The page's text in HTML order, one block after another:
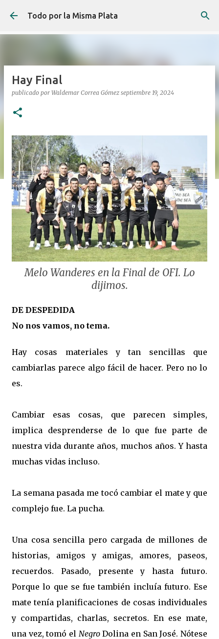
Ir al contenido principal
Todo por la Misma Plata
Hay Final
publicado por Waldemar Correa Gómez septiembre 19, 2024
Melo Wanderes en la Final de OFI. Lo
dijimos.
DE DESPEDIDA
No nos vamos, no tema.
Hay cosas materiales y tan sencillas que
cambiarlas parece algo fácil de hacer. Pero no lo
es.
Cambiar esas cosas, que parecen simples,
implica desprenderse de lo que fue parte de
nuestra vida durante años, muchos años. Y hasta
muchas vidas incluso.
La semana pasada me tocó cambiar el mate y que
complejo fue. La pucha.
Una cosa sencilla pero cargada de millones de
historias, amigos y amigas, amores, paseos,
recuerdos. Pasado, presente y hasta futuro.
Porque lo que se fue también incluía futuro. Ese
mate tenía planificaciones de cosas individuales
y compartidas, charlas, secretos. En ese mate,
una vez, tomó el NegroDolina en San José. Nótese